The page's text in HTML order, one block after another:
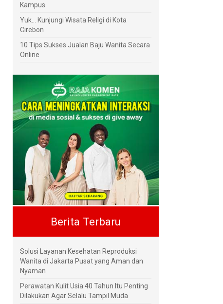
Kampus
Yuk... Kunjungi Wisata Religi di Kota
Cirebon
10 Tips Sukses Jualan Baju Wanita Secara
Online
Berita Terbaru
Solusi Layanan Kesehatan Reproduksi
Wanita di Jakarta Pusat yang Aman dan
Nyaman
Perawatan Kulit Usia 40 Tahun Itu Penting
Dilakukan Agar Selalu Tampil Muda